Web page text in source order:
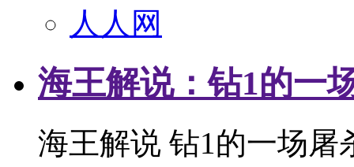
人人网
海王解说：钻1的一
海王解说 钻1的一场